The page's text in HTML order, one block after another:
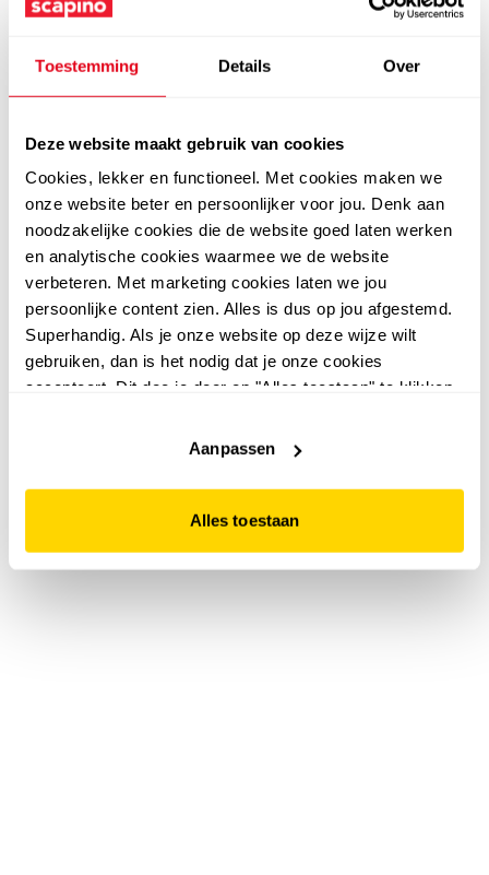
Toestemming Details Over
Deze website maakt gebruik van cookies
Cookies, lekker en functioneel. Met cookies maken we
onze website beter en persoonlijker voor jou. Denk aan
noodzakelijke cookies die de website goed laten werken
en analytische cookies waarmee we de website
verbeteren. Met marketing cookies laten we jou
persoonlijke content zien. Alles is dus op jou afgestemd.
Superhandig. Als je onze website op deze wijze wilt
gebruiken, dan is het nodig dat je onze cookies
accepteert. Dit doe je door op "Alles toestaan" te klikken.
website niet optimaal functioneert.
Aanpassen
Alles toestaan